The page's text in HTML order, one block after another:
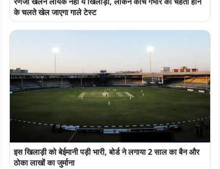
के चलते खेल जाएगा गाले टेस्ट
इस खिलाड़ी को बेईमानी पड़ी भारी, बोर्ड ने लगाया 2 साल का बैन और
ठोका लाखों का जुर्माना